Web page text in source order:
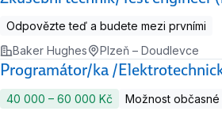
Odpovězte teď a budete mezi prvními
Baker Hughes
Plzeň – Doudlevce
Programátor/ka /
40 000 ‍–‍ 60 000 Kč
Možnost